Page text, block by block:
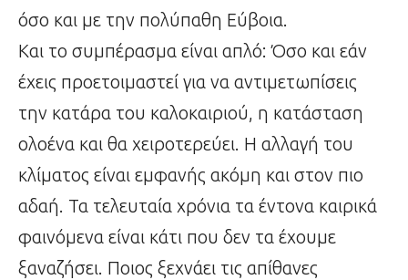
όσο και με την πολύπαθη Εύβοια.
Και το συμπέρασμα είναι απλό: Όσο και εάν
έχεις προετοιμαστεί για να αντιμετωπίσεις
την κατάρα του καλοκαιριού, η κατάσταση
ολοένα και θα χειροτερεύει. Η αλλαγή του
κλίματος είναι εμφανής ακόμη και στον πιο
αδαή. Τα τελευταία χρόνια τα έντονα καιρικά
φαινόμενα είναι κάτι που δεν τα έχουμε
ξαναζήσει. Ποιος ξεχνάει τις απίθανες